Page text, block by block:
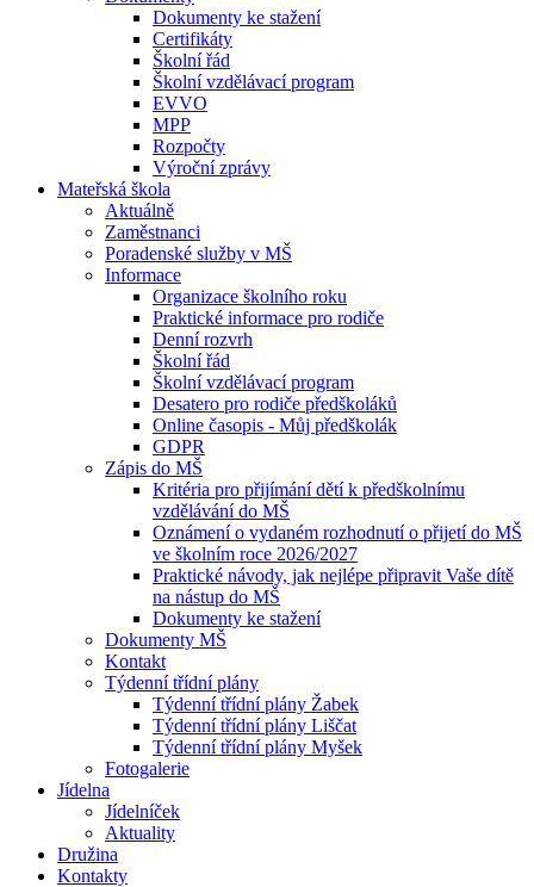
Dokumenty ke stažení
Certifikáty
Školní řád
Školní vzdělávací program
EVVO
MPP
Rozpočty
Výroční zprávy
Mateřská škola
Aktuálně
Zaměstnanci
Poradenské služby v MŠ
Informace
Organizace školního roku
Praktické informace pro rodiče
Denní rozvrh
Školní řád
Školní vzdělávací program
Desatero pro rodiče předškoláků
Online časopis - Můj předškolák
GDPR
Zápis do MŠ
Kritéria pro přijímání dětí k předškolnímu
vzdělávání do MŠ
Oznámení o vydaném rozhodnutí o přijetí do MŠ
ve školním roce 2026/2027
Praktické návody, jak nejlépe připravit Vaše dítě
na nástup do MŠ
Dokumenty ke stažení
Dokumenty MŠ
Kontakt
Týdenní třídní plány
Týdenní třídní plány Žabek
Týdenní třídní plány Liščat
Týdenní třídní plány Myšek
Fotogalerie
Jídelna
Jídelníček
Aktuality
Družina
Kontakty